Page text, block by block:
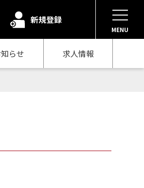
新規登録
MENU
らせ 求人情報